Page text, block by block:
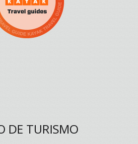
DE TURISMO